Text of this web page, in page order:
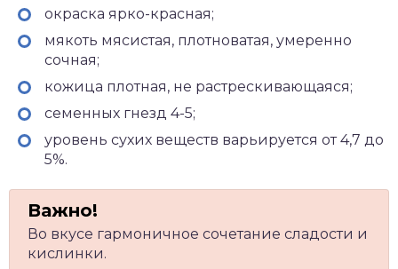
окраска ярко-красная;
мякоть мясистая, плотноватая, умеренно
сочная;
кожица плотная, не растрескивающаяся;
семенных гнезд 4-5;
уровень сухих веществ варьируется от 4,7 до
5%.
Во вкусе гармоничное сочетание сладости и
кислинки.